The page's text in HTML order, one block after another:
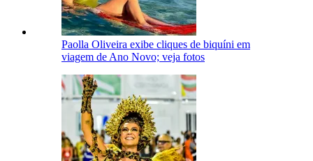
Paolla Oliveira exibe cliques de biquíni em
viagem de Ano Novo; veja fotos